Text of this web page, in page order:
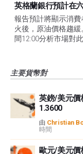
英格蘭銀行預計在
報告預計將顯示消
火後，原油價格趨
間12:00分析市場對
主要貨幣對
英鎊/美元價
1.3600
由 Christian
時間
歐元/美元價